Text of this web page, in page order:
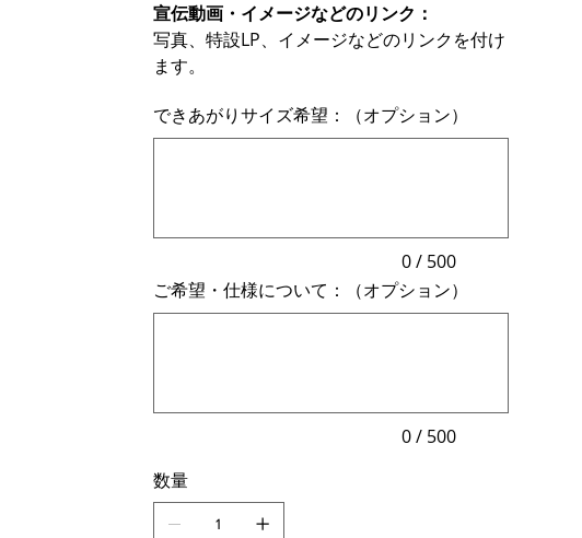
宣伝動画・イメージなどのリンク：
写真、特設LP、イメージなどのリンクを付け
ます。
できあがりサイズ希望：（オプション）
入
き
ま
す。
0 / 500
ご希望・仕様について：（オプション）
入
ま
す。
0 / 500
数量